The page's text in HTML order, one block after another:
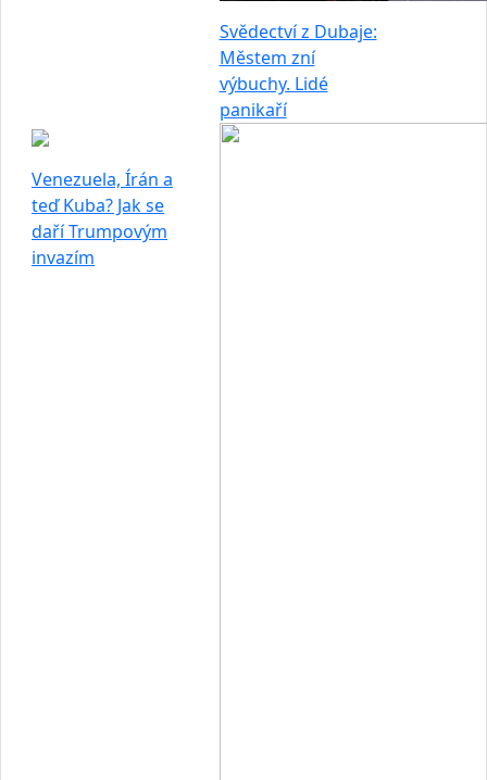
Svědectví z Dubaje:
Městem zní
výbuchy. Lidé
panikaří
Venezuela, Írán a
teď Kuba? Jak se
daří Trumpovým
invazím